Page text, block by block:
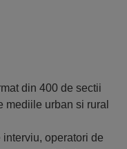
din 400 de sectii
mediile urban si rural
operatori de